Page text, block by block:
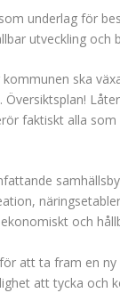
underlag för
utveckling och
ska
faktiskt alla
och
att ta fram en ny
att tycka och